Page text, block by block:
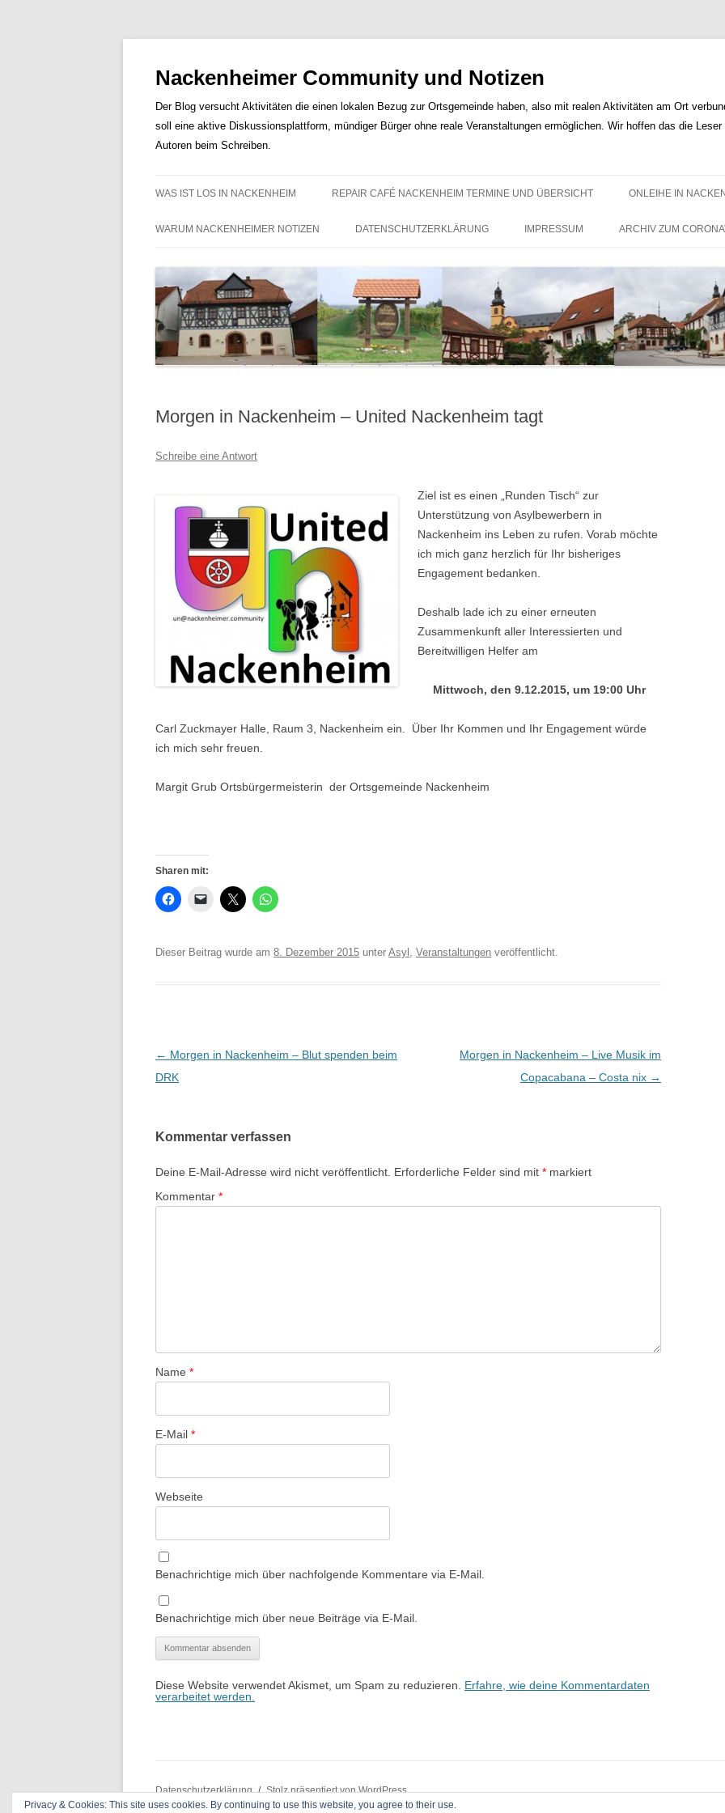
Nackenheimer Community und Notizen
Der Blog versucht Aktivitäten die einen lokalen Bezug zur Ortsgemeinde haben, also mit realen Aktivitäten am Ort
soll eine aktive Diskussionsplattform, mündiger Bürger ohne reale Veranstaltungen ermöglichen. Wir hoffen das die
Autoren beim Schreiben.
Inhalt
WAS IST LOS IN NACKENHEIM REPAIR CAFÉ NACKENHEIM TERMINE UND ÜBERSICHT ONLEIHE IN
WARUM NACKENHEIMER NOTIZEN DATENSCHUTZERKLÄRUNG IMPRESSUM ARCHIV ZUM
Morgen in Nackenheim – United Nackenheim tagt
Schreibe eine Antwort
Ziel ist es einen „Runden Tisch“ zur
Unterstützung von Asylbewerbern in
Nackenheim ins Leben zu rufen. Vorab möchte
ich mich ganz herzlich für Ihr bisheriges
Engagement bedanken.
Deshalb lade ich zu einer erneuten
Zusammenkunft aller Interessierten und
Bereitwilligen Helfer am
Mittwoch, den 9.12.2015, um 19:00 Uhr
Carl Zuckmayer Halle, Raum 3, Nackenheim ein. Über Ihr Kommen und Ihr Engagement würde
ich mich sehr freuen.
Margit Grub Ortsbürgermeisterin der Ortsgemeinde Nackenheim
Sharen mit:
Dieser Beitrag wurde am 8. Dezember 2015 unter Asyl , Veranstaltungen veröffentlicht.
Beitrags-
Navigation
← Morgen in Nackenheim – Blut spenden beim
DRK
Morgen in Nackenheim – Live Musik im
Copacabana – Costa nix →
Kommentar verfassen
Deine E-Mail-Adresse wird nicht veröffentlicht. Erforderliche Felder sind mit * markiert
Kommentar *
Name *
E-Mail *
Webseite
Benachrichtige mich über nachfolgende Kommentare via E-Mail.
Benachrichtige mich über neue Beiträge via E-Mail.
Diese Website verwendet Akismet, um Spam zu reduzieren. Erfahre, wie deine Kommentardaten
verarbeitet werden.
Datenschutzerklärung
Stolz präsentiert von WordPress
Privacy & Cookies: This site uses cookies. By continuing to use this website, you agree to their use.